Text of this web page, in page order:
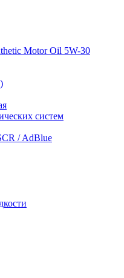
Motor Oil 5W-30
систем
/ AdBlue